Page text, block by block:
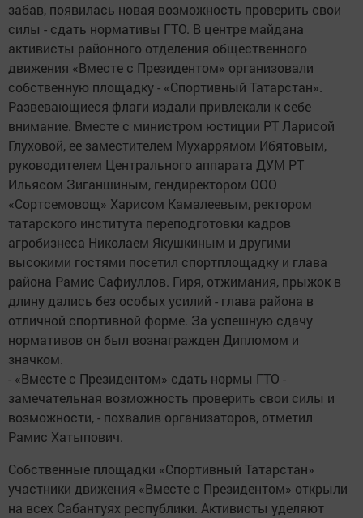
забав, появилась новая возможность проверить свои
силы - сдать нормативы ГТО. В центре майдана
активисты районного отделения общественного
движения «Вместе с Президентом» организовали
собственную площадку - «Спортивный Татарстан».
Развевающиеся флаги издали привлекали к себе
внимание. Вместе с министром юстиции РТ Ларисой
Глуховой, ее заместителем Мухаррямом Ибятовым,
руководителем Центрального аппарата ДУМ РТ
Ильясом Зиганшиным, гендиректором ООО
«Сортсемовощ» Харисом Камалеевым, ректором
татарского института переподготовки кадров
агробизнеса Николаем Якушкиным и другими
высокими гостями посетил спортплощадку и глава
района Рамис Сафиуллов. Гиря, отжимания, прыжок в
длину дались без особых усилий - глава района в
отличной спортивной форме. За успешную сдачу
нормативов он был вознагражден Дипломом и
значком.
- «Вместе с Президентом» сдать нормы ГТО -
замечательная возможность проверить свои силы и
возможности, - похвалив организаторов, отметил
Рамис Хатыпович.
Собственные площадки «Спортивный Татарстан»
участники движения «Вместе с Президентом» открыли
на всех Сабантуях республики. Активисты уделяют